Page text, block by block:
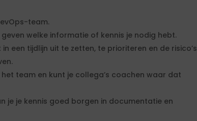
team.
welke informatie of kennis je nodig hebt.
een tijdlijn uit te zetten, te prioriteren en de risico’s
team en kunt je collega’s coachen waar dat
je je kennis goed borgen in documentatie en